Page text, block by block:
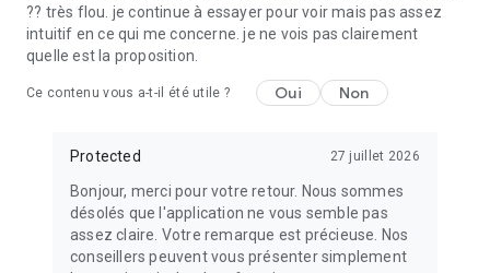
?? très flou. je continue à essayer pour voir mais pas assez
intuitif en ce qui me concerne. je ne vois pas clairement
quelle est la proposition.
Ce contenu vous a-t-il été utile ? Oui Non
Protected 27 juillet 2026
Bonjour, merci pour votre retour. Nous sommes
désolés que l'application ne vous semble pas
assez claire. Votre remarque est précieuse. Nos
conseillers peuvent vous présenter simplement